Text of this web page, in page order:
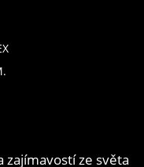
zajímavostí ze světa